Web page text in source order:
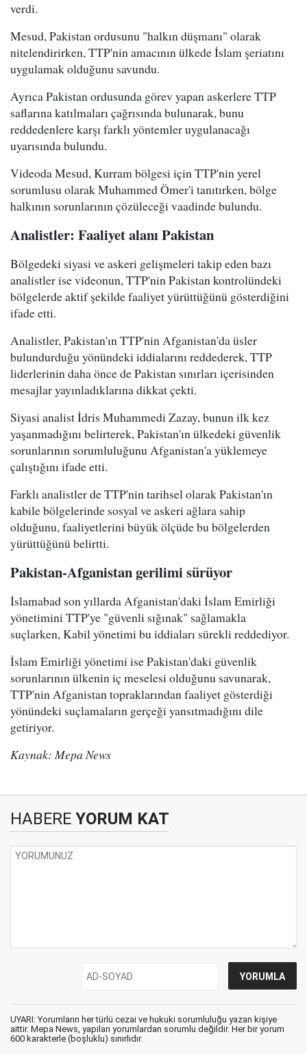
verdi.
Mesud, Pakistan ordusunu "halkın düşmanı" olarak
nitelendirirken, TTP'nin amacının ülkede İslam şeriatını
uygulamak olduğunu savundu.
Ayrıca Pakistan ordusunda görev yapan askerlere TTP
saflarına katılmaları çağrısında bulunarak, bunu
reddedenlere karşı farklı yöntemler uygulanacağı
uyarısında bulundu.
Videoda Mesud, Kurram bölgesi için TTP'nin yerel
sorumlusu olarak Muhammed Ömer'i tanıtırken, bölge
halkının sorunlarının çözüleceği vaadinde bulundu.
Analistler: Faaliyet alanı Pakistan
Bölgedeki siyasi ve askeri gelişmeleri takip eden bazı
analistler ise videonun, TTP'nin Pakistan kontrolündeki
bölgelerde aktif şekilde faaliyet yürüttüğünü gösterdiğini
ifade etti.
Analistler, Pakistan'ın TTP'nin Afganistan'da üsler
bulundurduğu yönündeki iddialarını reddederek, TTP
liderlerinin daha önce de Pakistan sınırları içerisinden
mesajlar yayınladıklarına dikkat çekti.
Siyasi analist İdris Muhammedi Zazay, bunun ilk kez
yaşanmadığını belirterek, Pakistan'ın ülkedeki güvenlik
sorunlarının sorumluluğunu Afganistan'a yüklemeye
çalıştığını ifade etti.
Farklı analistler de TTP'nin tarihsel olarak Pakistan'ın
kabile bölgelerinde sosyal ve askeri ağlara sahip
olduğunu, faaliyetlerini büyük ölçüde bu bölgelerden
yürüttüğünü belirtti.
Pakistan-Afganistan gerilimi sürüyor
İslamabad son yıllarda Afganistan'daki İslam Emirliği
yönetimini TTP'ye "güvenli sığınak" sağlamakla
suçlarken, Kabil yönetimi bu iddiaları sürekli reddediyor.
İslam Emirliği yönetimi ise Pakistan'daki güvenlik
sorunlarının ülkenin iç meselesi olduğunu savunarak,
TTP'nin Afganistan topraklarından faaliyet gösterdiği
yönündeki suçlamaların gerçeği yansıtmadığını dile
getiriyor.
Kaynak: Mepa News
HABERE YORUM KAT
UYARI: Yorumların her türlü cezai ve hukuki sorumluluğu yazan kişiye
aittir. Mepa News, yapılan yorumlardan sorumlu değildir. Her bir yorum
600 karakterle (boşluklu) sınırlıdır.